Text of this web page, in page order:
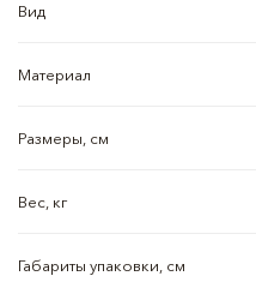
Вид
Материал
Размеры, см
Вес, кг
Габариты упаковки, см